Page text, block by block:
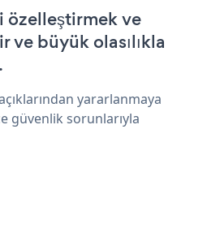
özelleştirmek ve
büyük olasılıkla
yararlanmaya
güvenlik sorunlarıyla